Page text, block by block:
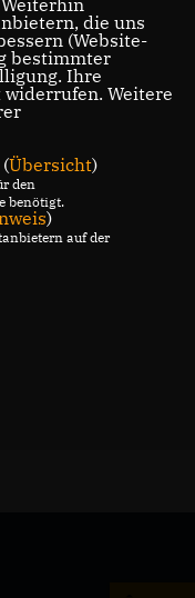
die uns
(Website-
bestimmter
Ihre
Weitere
Übersicht)
den
benötigt.
)
auf der